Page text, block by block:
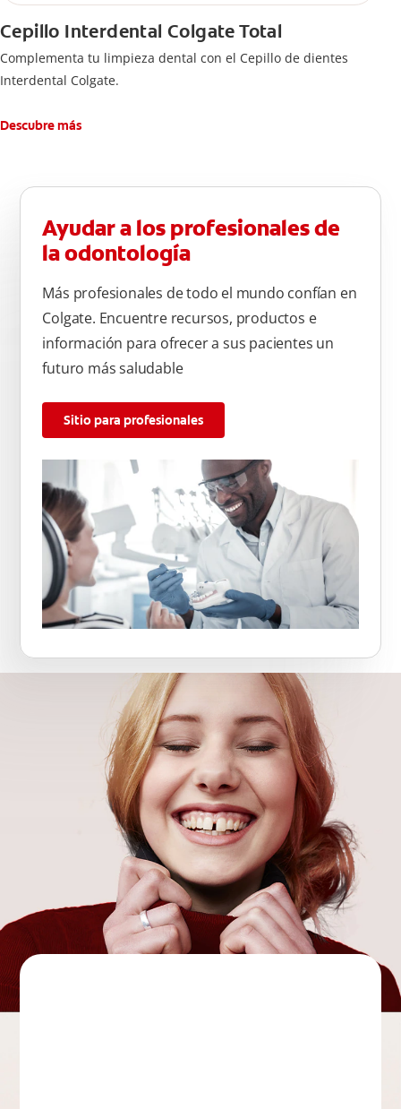
Cepillo Interdental Colgate Total
Complementa tu limpieza dental con el Cepillo de dientes
Interdental Colgate.
Descubre más
Ayudar a los profesionales de
la odontología
Más profesionales de todo el mundo confían en
Colgate. Encuentre recursos, productos e
información para ofrecer a sus pacientes un
futuro más saludable
Sitio para profesionales